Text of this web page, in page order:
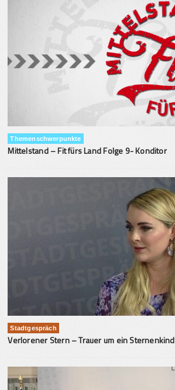
Themenschwerpunkte
Mittelstand – Fit fürs Land Folge 9- Konditor
Stadtgespräch
Verlorener Stern – Trauer um ein Sternenkind